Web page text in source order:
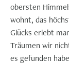
obersten
wohnt, das
Glücks erlebt
Träumen wir
es gefunden